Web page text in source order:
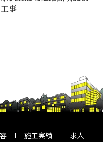
工事
施工実績
求人